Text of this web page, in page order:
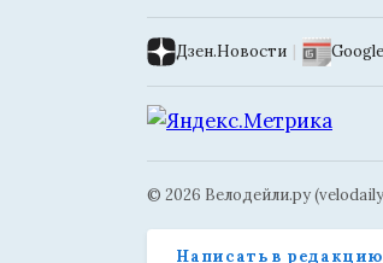
Дзен.Новости |
© 2026 Велодейли.ру
Написать в редакцию